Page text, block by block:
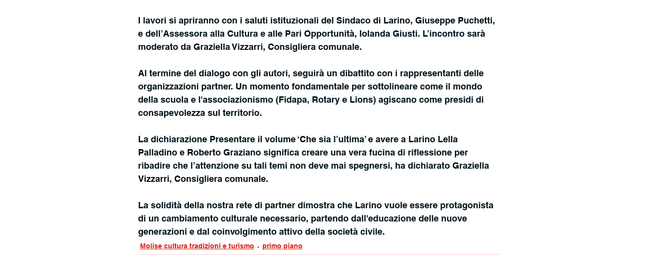
I lavori si apriranno con i saluti istituzionali del Sindaco di Larino, Giuseppe Puchetti,
e dell’Assessora alla Cultura e alle Pari Opportunità, Iolanda Giusti. L’incontro sarà
moderato da Graziella Vizzarri, Consigliera comunale.
Al termine del dialogo con gli autori, seguirà un dibattito con i rappresentanti delle
organizzazioni partner. Un momento fondamentale per sottolineare come il mondo
della scuola e l'associazionismo (Fidapa, Rotary e Lions) agiscano come presidi di
consapevolezza sul territorio.
La dichiarazione Presentare il volume ‘Che sia l’ultima’ e avere a Larino Lella
Palladino e Roberto Graziano significa creare una vera fucina di riflessione per
ribadire che l’attenzione su tali temi non deve mai spegnersi, ha dichiarato Graziella
Vizzarri, Consigliera comunale.
La solidità della nostra rete di partner dimostra che Larino vuole essere protagonista
di un cambiamento culturale necessario, partendo dall'educazione delle nuove
generazioni e dal coinvolgimento attivo della società civile.
Molise cultura tradizioni e turismo primo piano